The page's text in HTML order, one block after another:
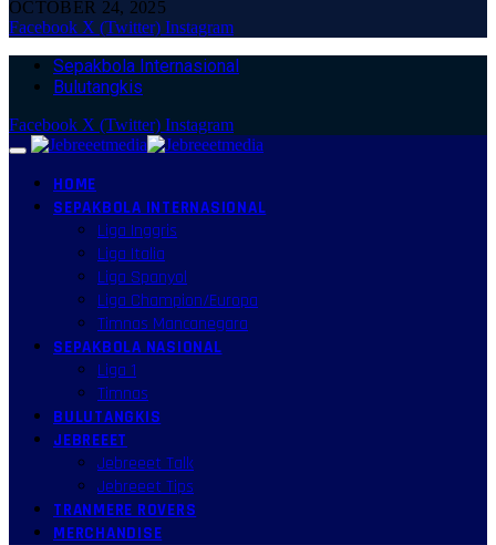
OCTOBER 24, 2025
Facebook X (Twitter) Instagram
Sepakbola Internasional
Bulutangkis
Facebook X (Twitter) Instagram
HOME
SEPAKBOLA INTERNASIONAL
Liga Inggris
Liga Italia
Liga Spanyol
Liga Champion/Europa
Timnas Mancanegara
SEPAKBOLA NASIONAL
Liga 1
Timnas
BULUTANGKIS
JEBREEET
Jebreeet Talk
Jebreeet Tips
TRANMERE ROVERS
MERCHANDISE